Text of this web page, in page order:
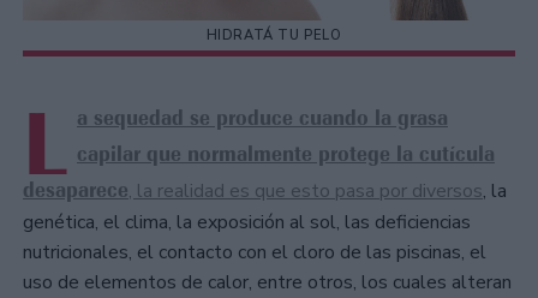
HIDRATÁ TU PELO
L a sequedad se produce cuando la grasa
capilar que normalmente protege la cutícula
desaparece, la realidad es que esto pasa por diversos, la
genética, el clima, la exposición al sol, las deficiencias
nutricionales, el contacto con el cloro de las piscinas, el
uso de elementos de calor, entre otros, los cuales alteran